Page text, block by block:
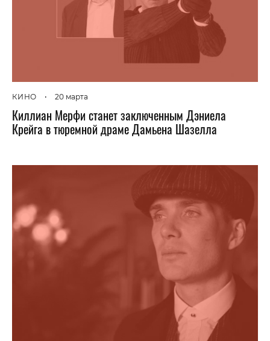
КИНО • 20 марта
Киллиан Мерфи станет заключенным Дэниела
Крейга в тюремной драме Дамьена Шазелла